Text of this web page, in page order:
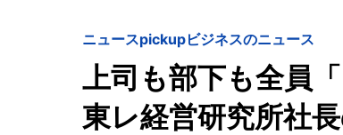
ニュースpickupビジネスのニュース
上司も部下も全員
東レ経営研究所社